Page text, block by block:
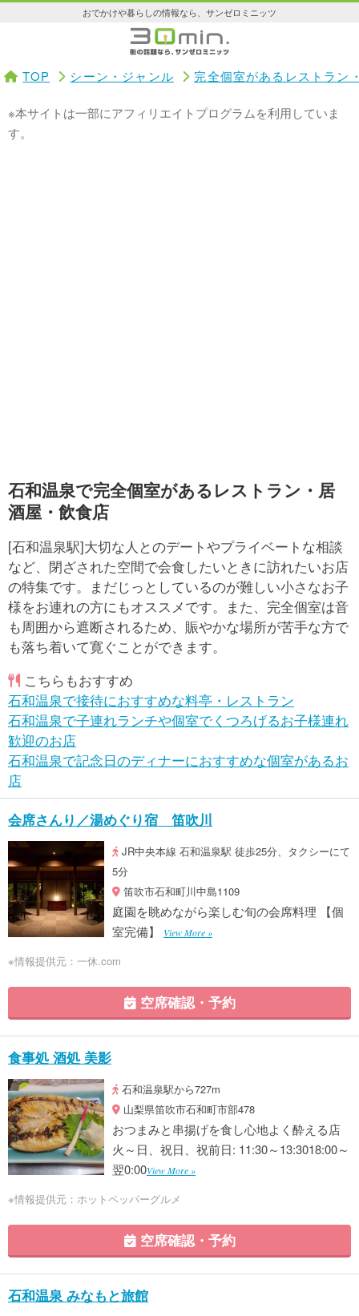
おでかけや暮らしの情報なら、サンゼロミニッツ
TOP シーン・ジャンル 完全個室があるレストラン
※本サイトは一部にアフィリエイトプログラムを利用していま
す。
石和温泉で完全個室があるレストラン・居
酒屋・飲食店
[石和温泉駅]大切な人とのデートやプライベートな相談
など、閉ざされた空間で会食したいときに訪れたいお店
の特集です。まだじっとしているのが難しい小さなお子
様をお連れの方にもオススメです。また、完全個室は音
も周囲から遮断されるため、賑やかな場所が苦手な方で
も落ち着いて寛ぐことができます。
こちらもおすすめ
石和温泉で接待におすすめな料亭・レストラン
石和温泉で子連れランチや個室でくつろげるお子様連れ
歓迎のお店
石和温泉で記念日のディナーにおすすめな個室があるお
店
会席さんり／湯めぐり宿 笛吹川
JR中央本線 石和温泉駅 徒歩25分、タクシーにて
5分
笛吹市石和町川中島1109
庭園を眺めながら楽しむ旬の会席料理 【個
室完備】
View More »
※情報提供元：一休.com
空席確認・予約
食事処 酒処 美影
石和温泉駅から727m
山梨県笛吹市石和町市部478
おつまみと串揚げを食し心地よく酔える店
火～日、祝日、祝前日: 11:30～13:3018:00～
翌0:00View More »
※情報提供元：ホットペッパーグルメ
空席確認・予約
石和温泉 みなもと旅館